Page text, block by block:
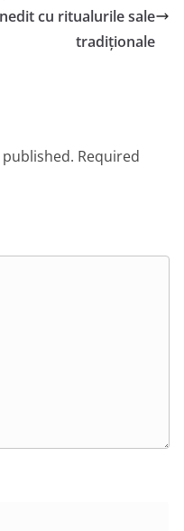
cu ritualurile sale
tradiționale
Required